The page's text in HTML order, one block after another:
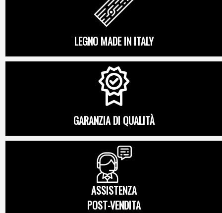
LEGNO MADE IN ITALY
GARANZIA DI QUALITÀ
ASSISTENZA
POST-VENDITA